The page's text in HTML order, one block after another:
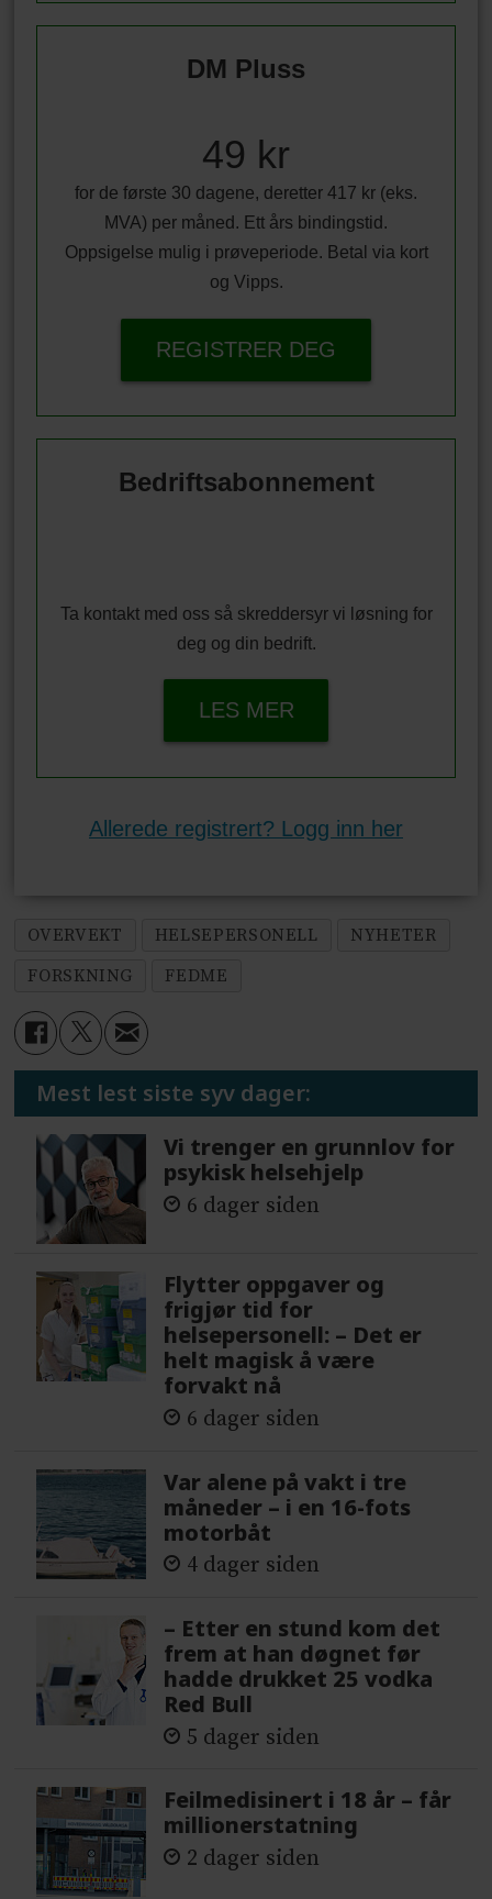
DM Pluss
49 kr
for de første 30 dagene, deretter 417 kr (eks.
MVA) per måned. Ett års bindingstid.
Oppsigelse mulig i prøveperiode. Betal via kort
og Vipps.
REGISTRER DEG
Bedriftsabonnement
Ta kontakt med oss så skreddersyr vi løsning for
deg og din bedrift.
LES MER
Allerede registrert? Logg inn her
OVERVEKT HELSEPERSONELL
NYHETER
FORSKNING
FEDME
Mest lest siste syv dager:
Vi trenger en grunnlov for
psykisk helsehjelp
6 dager siden
Flytter oppgaver og
frigjør tid for
helsepersonell: – Det er
helt magisk å være
forvakt nå
6 dager siden
Var alene på vakt i tre
måneder – i en 16-fots
motorbåt
4 dager siden
– Etter en stund kom det
frem at han døgnet før
hadde drukket 25 vodka
Red Bull
5 dager siden
Feilmedisinert i 18 år – får
millionerstatning
2 dager siden